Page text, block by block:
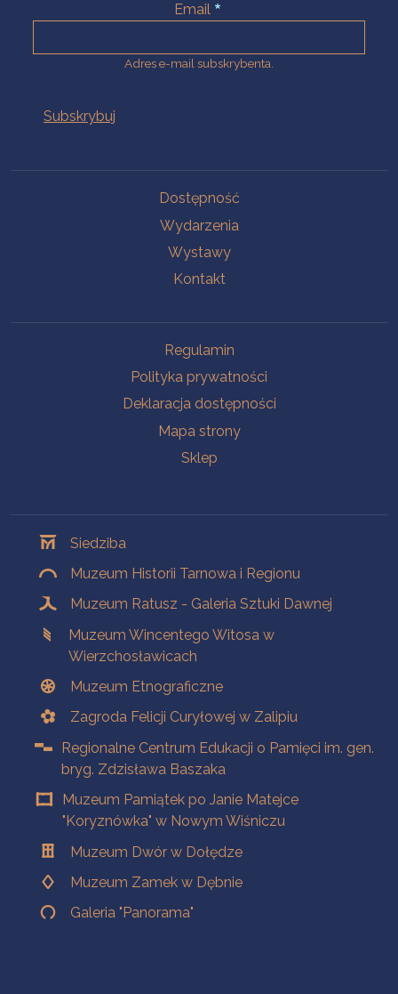
Email
Adres e-mail subskrybenta.
Dostępność
Wydarzenia
Wystawy
Kontakt
Regulamin
Polityka prywatności
Deklaracja dostępności
Mapa strony
Sklep
Siedziba
Muzeum Historii Tarnowa i Regionu
Muzeum Ratusz - Galeria Sztuki Dawnej
Muzeum Wincentego Witosa w
Wierzchosławicach
Muzeum Etnograficzne
Zagroda Felicji Curyłowej w Zalipiu
Regionalne Centrum Edukacji o Pamięci im. gen.
bryg. Zdzisława Baszaka
Muzeum Pamiątek po Janie Matejce
"Koryznówka" w Nowym Wiśniczu
Muzeum Dwór w Dołędze
Muzeum Zamek w Dębnie
Galeria "Panorama"